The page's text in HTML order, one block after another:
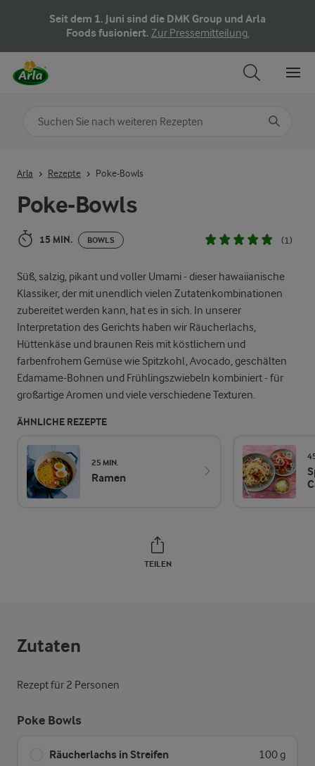
Seit dem 1. Juni sind die DMK Group und Arla
Foods fusioniert. Zur Pressemitteilung.
Poke-Bowls
15 MIN. BOWLS (1)
Süß, salzig, pikant und voller Umami - dieser hawaiianische
Klassiker, der mit unendlich vielen Zutatenkombinationen
zubereitet werden kann, hat es in sich. In unserer
Interpretation des Gerichts haben wir Räucherlachs,
Hüttenkäse und braunen Reis mit köstlichem und
farbenfrohem Gemüse wie Spitzkohl, Avocado, geschälten
Edamame-Bohnen und Frühlingszwiebeln kombiniert - für
großartige Aromen und viele verschiedene Texturen.
ÄHNLICHE REZEPTE
25 MIN.
Ramen
TEILEN
Arla Rezepte Poke-Bowls
Zutaten
Rezept für 2 Personen
Poke Bowls
Räucherlachs in Streifen 100 g
Nach Kategorie suchen